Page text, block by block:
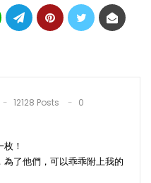
12128 Posts
0
！
為了他們，可以乖乖附上我的